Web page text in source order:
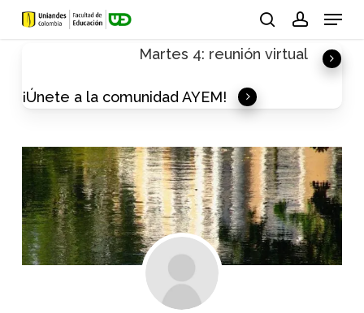
Skip
Menu
Martes 4: reunión virtual
¡Únete a la comunidad AYEM!